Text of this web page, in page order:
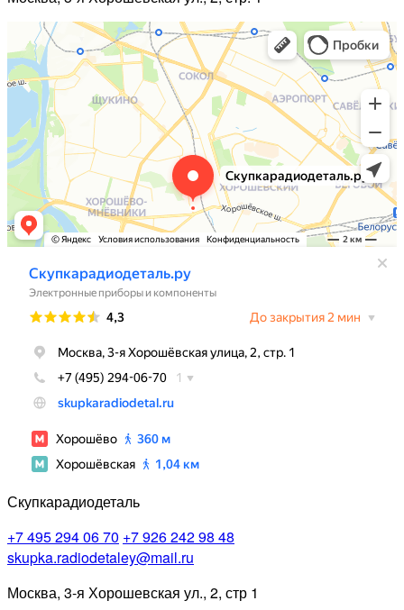
Скупкарадиодеталь
+7 495 294 06 70 +7 926 242 98 48
skupka.radiodetaley@mail.ru
Москва, 3-я Хорошевская ул., 2, стр 1